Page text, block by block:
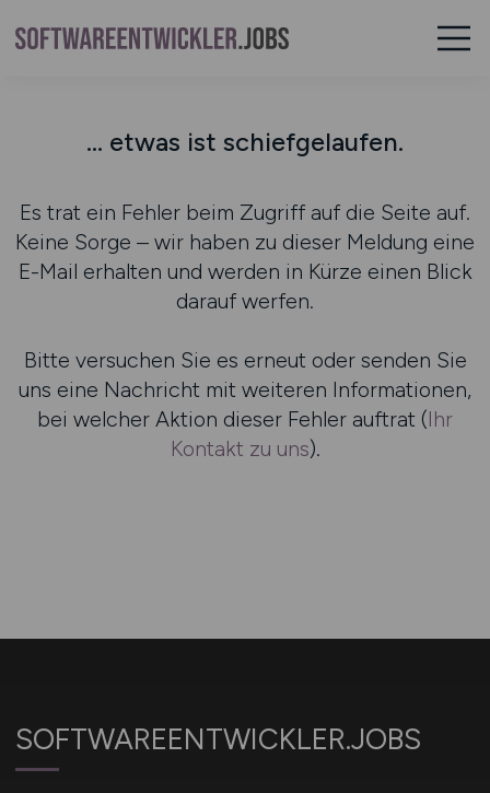
... etwas ist schiefgelaufen.
Es trat ein Fehler beim Zugriff auf die Seite auf.
Keine Sorge – wir haben zu dieser Meldung eine
E-Mail erhalten und werden in Kürze einen Blick
darauf werfen.
Bitte versuchen Sie es erneut oder senden Sie
uns eine Nachricht mit weiteren Informationen,
bei welcher Aktion dieser Fehler auftrat (Ihr
Kontakt zu uns).
SOFTWAREENTWICKLER.JOBS